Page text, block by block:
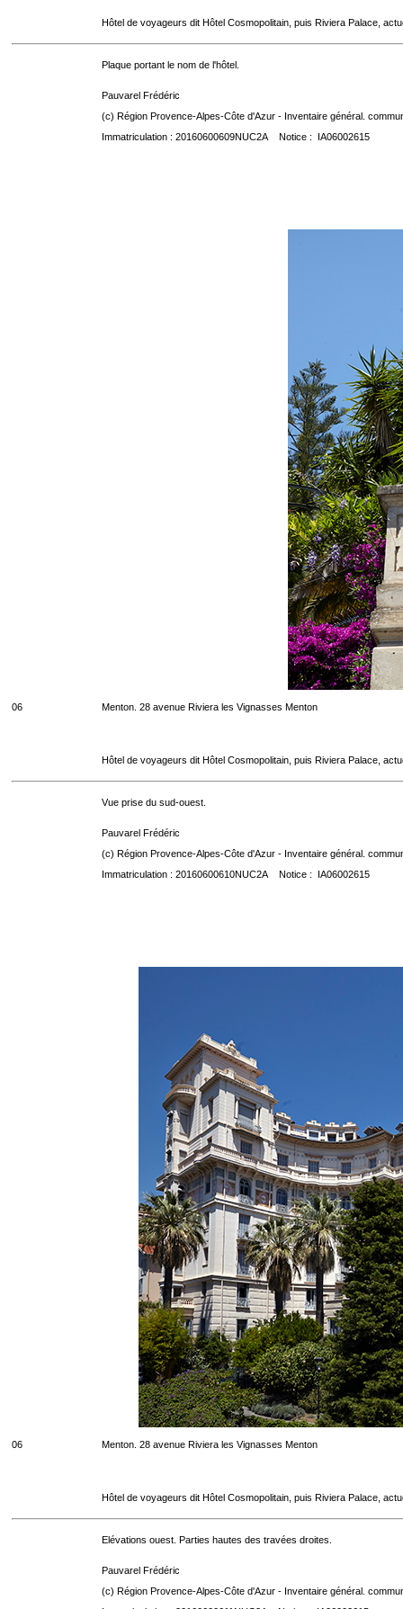
Hôtel de voyageurs dit Hôtel Cosmopolitain, puis Riviera Palace,
Plaque portant le nom de l'hôtel.
Pauvarel Frédéric
(c) Région Provence-Alpes-Côte d'Azur - Inventaire général.
Immatriculation : 20160600609NUC2A Notice : IA06002615
06 Menton. 28 avenue Riviera les Vignasses Menton
Hôtel de voyageurs dit Hôtel Cosmopolitain, puis Riviera Palace,
Vue prise du sud-ouest.
Pauvarel Frédéric
(c) Région Provence-Alpes-Côte d'Azur - Inventaire général.
Immatriculation : 20160600610NUC2A Notice : IA06002615
06 Menton. 28 avenue Riviera les Vignasses Menton
Hôtel de voyageurs dit Hôtel Cosmopolitain, puis Riviera Palace,
Elévations ouest. Parties hautes des travées droites.
Pauvarel Frédéric
(c) Région Provence-Alpes-Côte d'Azur - Inventaire général.